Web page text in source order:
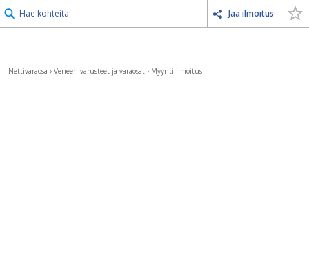
Hae kohteita Jaa ilmoitus
Nettivaraosa › Veneen varusteet ja varaosat › Myynti-ilmoitus